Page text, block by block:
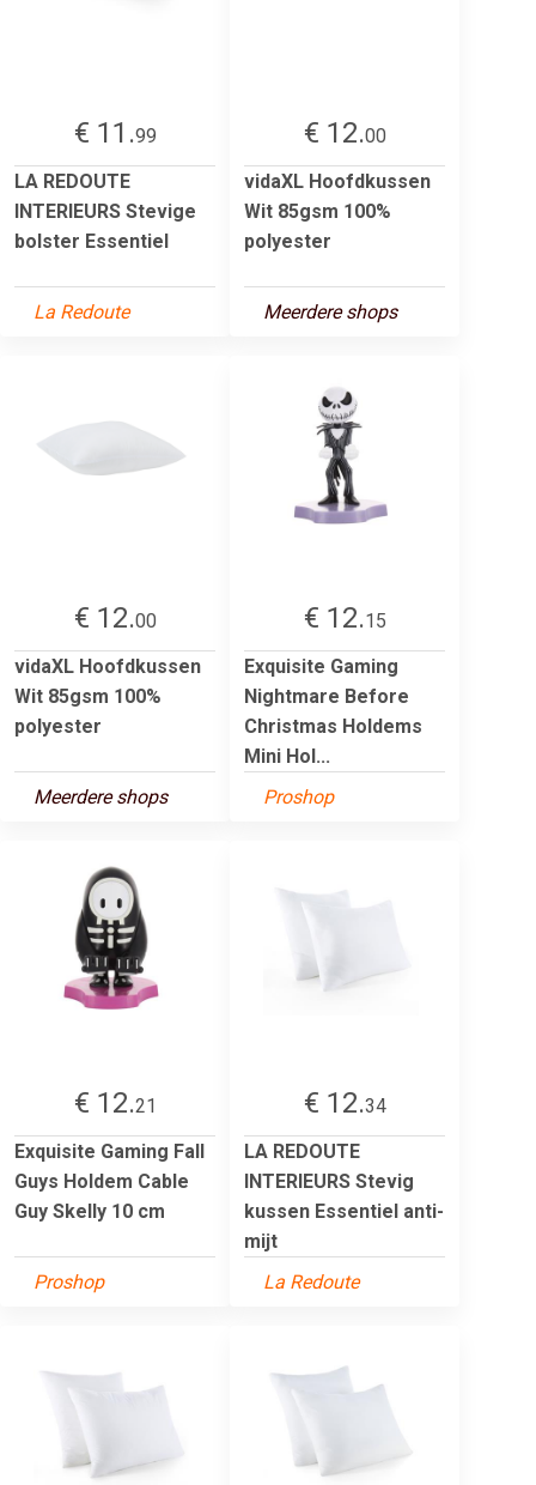
€ 11.99
LA REDOUTE
INTERIEURS Stevige
bolster Essentiel
La Redoute
€ 12.00
vidaXL Hoofdkussen
Wit 85gsm 100%
polyester
Meerdere shops
€ 12.00
vidaXL Hoofdkussen
Wit 85gsm 100%
polyester
Meerdere shops
€ 12.15
Exquisite Gaming
Nightmare Before
Christmas Holdems
Mini Hol...
Proshop
€ 12.21
Exquisite Gaming Fall
Guys Holdem Cable
Guy Skelly 10 cm
Proshop
€ 12.34
LA REDOUTE
INTERIEURS Stevig
kussen Essentiel anti-
mijt
La Redoute